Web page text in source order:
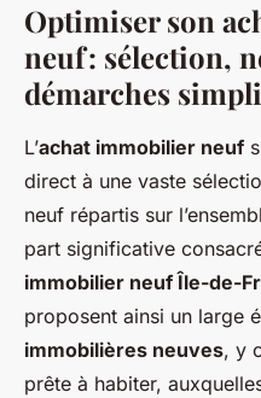
Optimiser son
neuf : sélection,
démarches
L’achat immobilier neuf
direct à une vaste
neuf répartis sur
part significative
immobilier neuf Île-de-
proposent ainsi un large
immobilières neuves, y
prête à habiter,